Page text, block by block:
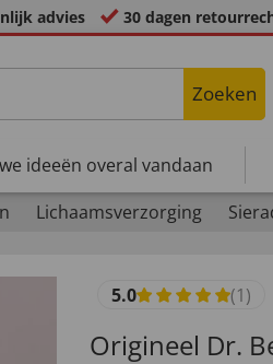
advies 30 dagen
Zoeken
ideeën overal vandaan
Lichaamsverzorging
5.0 (1)
Origineel Dr.